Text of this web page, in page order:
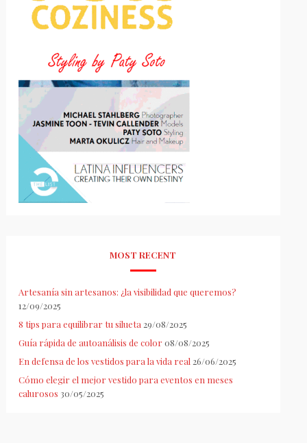
MOST RECENT
Artesanía sin artesanos: ¿la visibilidad que queremos?
12/09/2025
8 tips para equilibrar tu silueta 29/08/2025
Guía rápida de autoanálisis de color 08/08/2025
En defensa de los vestidos para la vida real 26/06/2025
Cómo elegir el mejor vestido para eventos en meses
calurosos 30/05/2025